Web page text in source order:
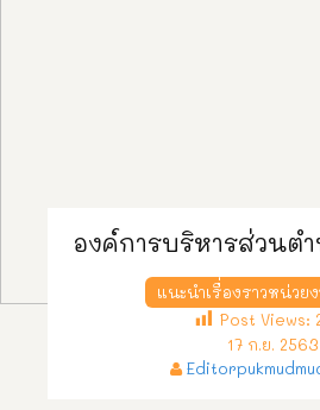
องค์การบริหารส่วนต
แนะนำเรื่องราวหน่วย
Post Views:
17 ก.ย. 2563